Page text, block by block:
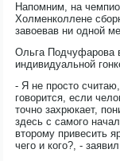
Напомним, на
Холменколлене
завоевав ни одной
Ольга Подчуфарова
индивидуальной
- Я не просто
говорится, если
точно захрюкает,
здесь с самого
второму привесить
чего и кого?, -